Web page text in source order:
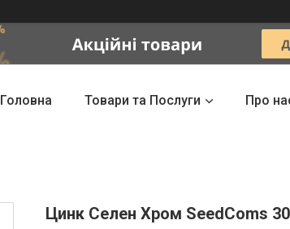
Головна Товари та Послуги Про
Цинк Селен Хром SeedComs